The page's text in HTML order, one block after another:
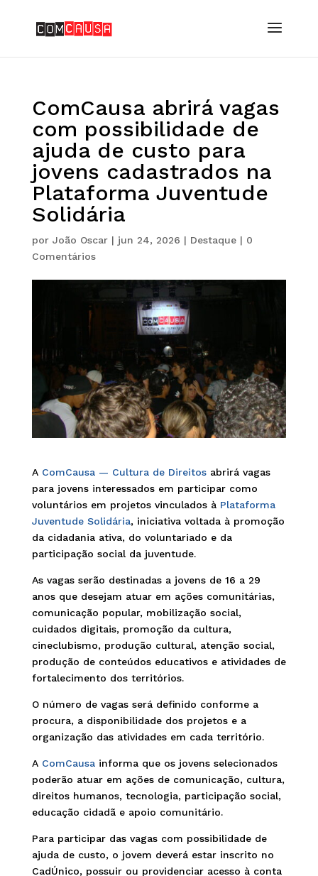
ComCausa abrirá vagas
com possibilidade de
ajuda de custo para
jovens cadastrados na
Plataforma Juventude
Solidária
por João Oscar| jun 24, 2026 | Destaque| 0
Comentários
A ComCausa — Cultura de Direitosabrirá vagas
para jovens interessados em participar como
voluntários em projetos vinculados à Plataforma
Juventude Solidária, iniciativa voltada à promoção
da cidadania ativa, do voluntariado e da
participação social da juventude.
As vagas serão destinadas a jovens de 16 a 29
anos que desejam atuar em ações comunitárias,
comunicação popular, mobilização social,
cuidados digitais, promoção da cultura,
cineclubismo, produção cultural, atenção social,
produção de conteúdos educativos e atividades de
fortalecimento dos territórios.
O número de vagas será definido conforme a
procura, a disponibilidade dos projetos e a
organização das atividades em cada território.
A ComCausainforma que os jovens selecionados
poderão atuar em ações de comunicação, cultura,
direitos humanos, tecnologia, participação social,
educação cidadã e apoio comunitário.
Para participar das vagas com possibilidade de
ajuda de custo, o jovem deverá estar inscrito no
CadÚnico, possuir ou providenciar acesso à conta